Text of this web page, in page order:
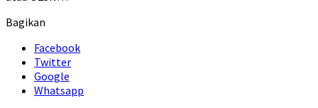
Bagikan
Facebook
Twitter
Google
Whatsapp